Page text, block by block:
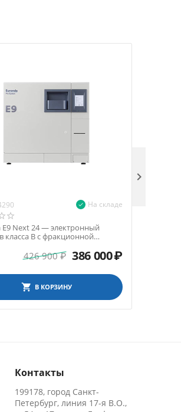
На складе
E9 Next 24 — электронный
класса B с фракционной
426 900 ₽ 386 000₽
В КОРЗИНУ

Контакты
199178, город Санкт-
Петербург, линия 17-я В.О.,